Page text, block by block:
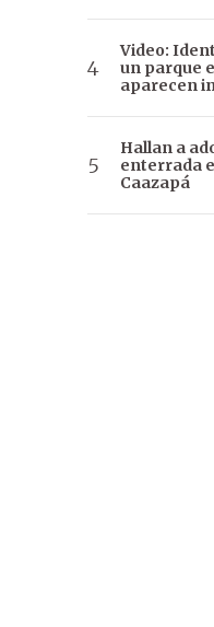
Video:
un parque
aparecen
Hallan a
enterrada
Caazapá